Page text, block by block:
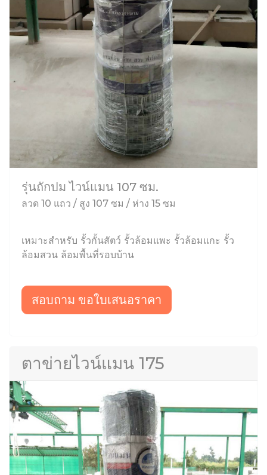
รุ่นถักปม ไวน์แมน 107 ซม.
ลวด 10 แถว / สูง 107 ซม / ห่าง 15 ซม
เหมาะสำหรับ รั้วกั้นสัตว์ รั้วล้อมแพะ รั้วล้อมแกะ รั้ว
ล้อมสวน ล้อมพื้นที่รอบบ้าน
สอบถาม ขอใบเสนอราคา
ตาข่ายไวน์แมน 175